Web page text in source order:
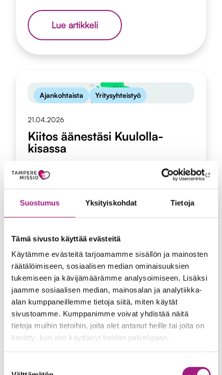
Suostumus Yksityiskohdat Tietoja
Tämä sivusto käyttää evästeitä
Käytämme evästeitä tarjoamamme sisällön ja mainosten
räätälöimiseen, sosiaalisen median ominaisuuksien
tukemiseen ja kävijämäärämme analysoimiseen. Lisäksi
jaamme sosiaalisen median, mainosalan ja analytiikka-
alan kumppaneillemme tietoja siitä, miten käytät
sivustoamme. Kumppanimme voivat yhdistää näitä
tietoja muihin tietoihin, joita olet antanut heille tai joita on
kerätty, kun olet käyttänyt heidän palvelujaan.
Lue artikkeliTampereMission
vuosikertomus
2025
Ajankohtaista Yritysyhteistyö
21.04.2026
Kiitos äänestäsi Kuulolla-
kisassa
äänestäsi
Kuulolla-
kisassa
Tapahtumat Vapaaehtoistoiminta
20.04.2026
Vapaaehtoiskeikka
Rollaattorimarssilla
Lue artikkeliVapaaehtoiskeikka